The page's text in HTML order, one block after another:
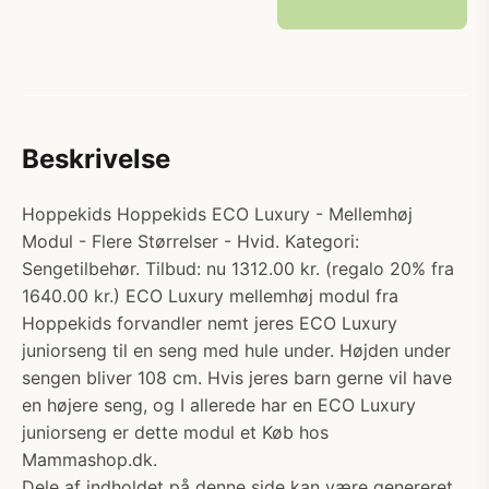
Beskrivelse
Hoppekids Hoppekids ECO Luxury - Mellemhøj
Modul - Flere Størrelser - Hvid. Kategori:
Sengetilbehør. Tilbud: nu 1312.00 kr. (regalo 20% fra
1640.00 kr.) ECO Luxury mellemhøj modul fra
Hoppekids forvandler nemt jeres ECO Luxury
juniorseng til en seng med hule under. Højden under
sengen bliver 108 cm. Hvis jeres barn gerne vil have
en højere seng, og I allerede har en ECO Luxury
juniorseng er dette modul et Køb hos
Mammashop.dk.